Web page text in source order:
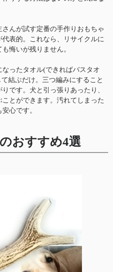
んが試す定番の手作りおもちゃ
表的。これなら、リサイクルに
悔いが残りません。
ったタオル(できればバスタオ
結ぶだけ。三つ編みにすること
です。犬と引っ張りあったり、
とができます。汚れてしまった
心です。
おすすめ4選